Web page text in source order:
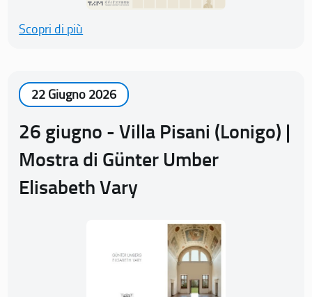
Scopri di più
22 Giugno 2026
26 giugno - Villa Pisani (Lonigo) |
Mostra di Günter Umber
Elisabeth Vary